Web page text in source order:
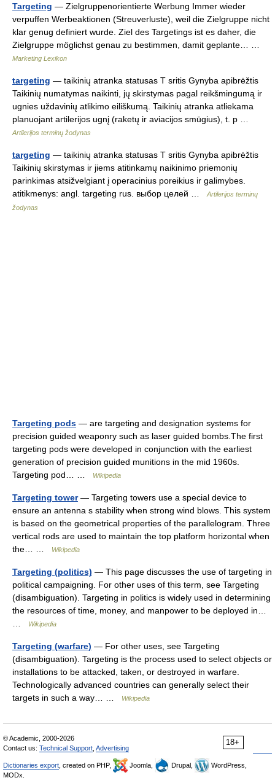
Targeting — Zielgruppenorientierte Werbung Immer wieder
verpuffen Werbeaktionen (Streuverluste), weil die Zielgruppe nicht
klar genug definiert wurde. Ziel des Targetings ist es daher, die
Zielgruppe möglichst genau zu bestimmen, damit geplante… …
Marketing Lexikon
targeting — taikinių atranka statusas T sritis Gynyba apibrėžtis
Taikinių numatymas naikinti, jų skirstymas pagal reikšmingumą ir
ugnies uždavinių atlikimo eiliškumą. Taikinių atranka atliekama
planuojant artilerijos ugnį (raketų ir aviacijos smūgius), t. p …
Artilerijos terminų žodynas
targeting — taikinių atranka statusas T sritis Gynyba apibrėžtis
Taikinių skirstymas ir jiems atitinkamų naikinimo priemonių
parinkimas atsižvelgiant į operacinius poreikius ir galimybes.
atitikmenys: angl. targeting rus. выбор целей …
Artilerijos terminų
žodynas
Targeting pods — are targeting and designation systems for
precision guided weaponry such as laser guided bombs.The first
targeting pods were developed in conjunction with the earliest
generation of precision guided munitions in the mid 1960s.
Targeting pod… …
Wikipedia
Targeting tower— Targeting towers use a special device to
ensure an antenna s stability when strong wind blows. This system
is based on the geometrical properties of the parallelogram. Three
vertical rods are used to maintain the top platform horizontal when
the… …
Wikipedia
Targeting (politics) — This page discusses the use of targeting in
political campaigning. For other uses of this term, see Targeting
(disambiguation). Targeting in politics is widely used in determining
the resources of time, money, and manpower to be deployed in…
Wikipedia
Targeting (warfare) — For other uses, see Targeting
(disambiguation). Targeting is the process used to select objects or
installations to be attacked, taken, or destroyed in warfare.
Technologically advanced countries can generally select their
targets in such a way… …
Wikipedia
18+
© Academic, 2000-2026
Contact us: Technical Support Advertising
Dictionaries export , created on PHP, Joomla, Drupal,
WordPress,
MODx.